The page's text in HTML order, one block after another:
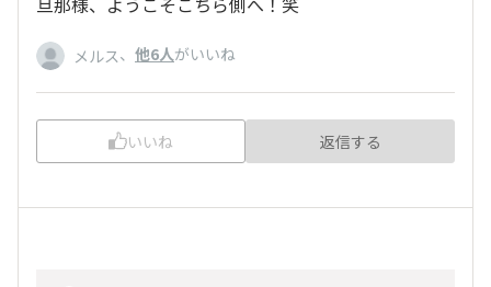
メルス、 他6人がいいね
いいね 返信する